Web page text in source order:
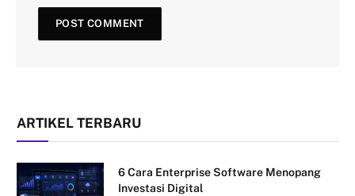
ARTIKEL TERBARU
6 Cara Enterprise Software Menopang
Investasi Digital